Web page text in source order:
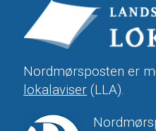
Nordmørsposten er
lokalaviser (LLA).